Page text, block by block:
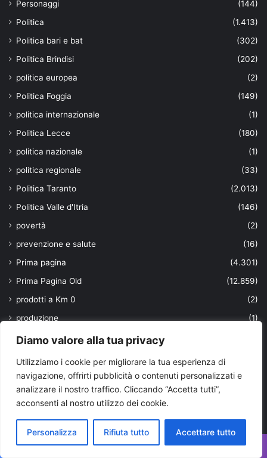
Diamo valore alla tua privacy
Utilizziamo i cookie per migliorare la tua esperienza di
navigazione, offrirti pubblicità o contenuti personalizzati e
analizzare il nostro traffico. Cliccando “Accetta tutti”,
acconsenti al nostro utilizzo dei cookie.
Personalizza Rifiuta tutto Accettare tutto
Personaggi
(144)
Politica
(1.413)
Politica bari e bat
(302)
Politica Brindisi
(202)
politica europea
(2)
Politica Foggia
(149)
politica internazionale
(1)
Politica Lecce
(180)
politica nazionale
(1)
politica regionale
(33)
Politica Taranto
(2.013)
Politica Valle d'Itria
(146)
povertà
(2)
prevenzione e salute
(16)
Prima pagina
(4.301)
Prima Pagina Old
(12.859)
prodotti a Km 0
(2)
produzione
(1)
protezione civile
Pubblicità elettorale
Puglia
PugliaPress TV
Punti di vista
(115)